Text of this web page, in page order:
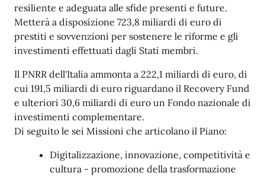
resiliente e adeguata alle sfide presenti e future.
Metterà a disposizione 723,8 miliardi di euro di
prestiti e sovvenzioni per sostenere le riforme e gli
investimenti effettuati dagli Stati membri.
Il PNRR dell'Italia ammonta a 222,1 miliardi di euro, di
cui 191,5 miliardi di euro riguardano il Recovery Fund
e ulteriori 30,6 miliardi di euro un Fondo nazionale di
investimenti complementare.
Di seguito le sei Missioni che articolano il Piano:
Digitalizzazione, innovazione, competitività e
cultura - promozione della trasformazione